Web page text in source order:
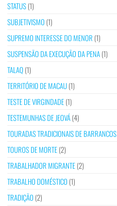
STATUS(1)
SUBJETIVISMO (1)
SUPREMO INTERESSE DO MENOR (1)
SUSPENSÃO DA EXECUÇÃO DA PENA(1)
TALAQ(1)
TERRITÓRIO DE MACAU(1)
TESTE DE VIRGINDADE(1)
TESTEMUNHAS DE JEOVÁ(4)
TOURADAS TRADICIONAIS DE BARRANCOS
TOUROS DE MORTE(2)
TRABALHADOR MIGRANTE(2)
TRABALHO DOMÉSTICO (1)
TRADIÇÃO (2)